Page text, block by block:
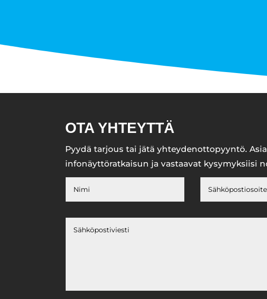
OTA YHTEYTTÄ
Pyydä tarjous tai jätä yhteydenottopyyntö.
infonäyttöratkaisun ja vastaavat kysymyksiisi